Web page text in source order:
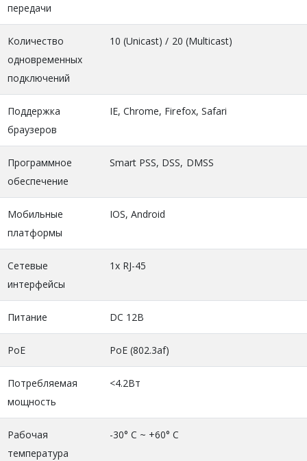
передачи
Количество
одновременных
подключений
10 (Unicast) / 20 (Multicast)
Поддержка
браузеров
IE, Chrome, Firefox, Safari
Программное
обеспечение
Smart PSS, DSS, DMSS
Мобильные
платформы
IOS, Android
Сетевые
интерфейсы
1х RJ-45
Питание DC 12В
PoE PoE (802.3af)
Потребляемая
мощность
<4.2Вт
Рабочая
температура
-30° C ~ +60° C